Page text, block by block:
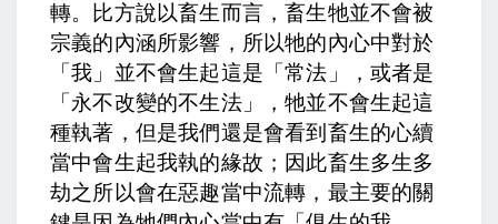
轉。比方說以畜生而言，畜生牠並不會被
宗義的內涵所影響，所以牠的內心中對於
「我」並不會生起這是「常法」，或者是
「永不改變的不生法」，牠並不會生起這
種執著，但是我們還是會看到畜生的心續
當中會生起我執的緣故；因此畜生多生多
劫之所以會在惡趣當中流轉，最主要的關